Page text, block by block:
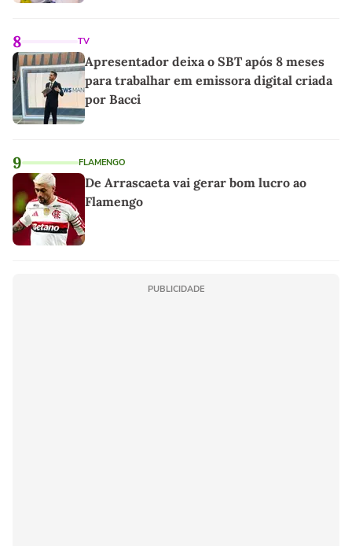
8 TV
Apresentador deixa o SBT após 8 meses
para trabalhar em emissora digital criada
por Bacci
9 FLAMENGO
De Arrascaeta vai gerar bom lucro ao
Flamengo
PUBLICIDADE